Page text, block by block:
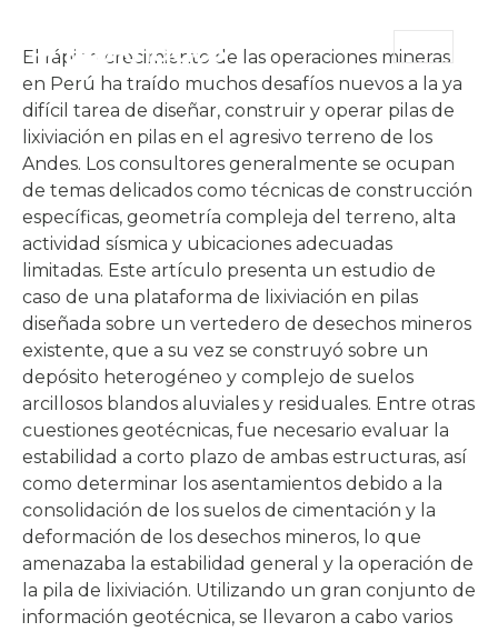
El rápido crecimiento de las operaciones mineras
en Perú ha traído muchos desafíos nuevos a la ya
difícil tarea de diseñar, construir y operar pilas de
lixiviación en pilas en el agresivo terreno de los
Andes. Los consultores generalmente se ocupan
de temas delicados como técnicas de construcción
específicas, geometría compleja del terreno, alta
actividad sísmica y ubicaciones adecuadas
limitadas. Este artículo presenta un estudio de
caso de una plataforma de lixiviación en pilas
diseñada sobre un vertedero de desechos mineros
existente, que a su vez se construyó sobre un
depósito heterogéneo y complejo de suelos
arcillosos blandos aluviales y residuales. Entre otras
cuestiones geotécnicas, fue necesario evaluar la
estabilidad a corto plazo de ambas estructuras, así
como determinar los asentamientos debido a la
consolidación de los suelos de cimentación y la
deformación de los desechos mineros, lo que
amenazaba la estabilidad general y la operación de
la pila de lixiviación. Utilizando un gran conjunto de
información geotécnica, se llevaron a cabo varios